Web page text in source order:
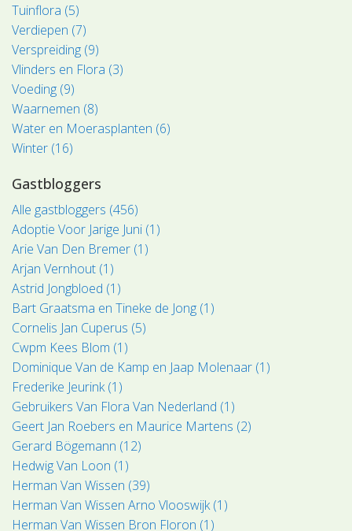
Tuinflora (5)
Verdiepen (7)
Verspreiding (9)
Vlinders en Flora (3)
Voeding (9)
Waarnemen (8)
Water en Moerasplanten (6)
Winter (16)
Gastbloggers
Alle gastbloggers (456)
Adoptie Voor Jarige Juni (1)
Arie Van Den Bremer (1)
Arjan Vernhout (1)
Astrid Jongbloed (1)
Bart Graatsma en Tineke de Jong (1)
Cornelis Jan Cuperus (5)
Cwpm Kees Blom (1)
Dominique Van de Kamp en Jaap Molenaar (1)
Frederike Jeurink (1)
Gebruikers Van Flora Van Nederland (1)
Geert Jan Roebers en Maurice Martens (2)
Gerard Bögemann (12)
Hedwig Van Loon (1)
Herman Van Wissen (39)
Herman Van Wissen Arno Vlooswijk (1)
Herman Van Wissen Bron Floron (1)